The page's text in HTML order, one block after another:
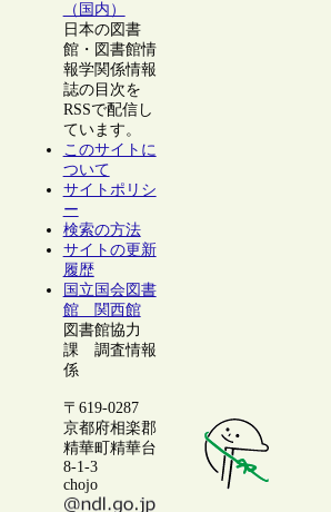
（国内）
日本の図書
館・図書館情
報学関係情報
誌の目次を
RSSで配信し
ています。
このサイトに
ついて
サイトポリシ
ー
検索の方法
サイトの更新
履歴
国立国会図書
館 関西館
図書館協力
課 調査情報
係
〒619-0287
京都府相楽郡
精華町精華台
8-1-3
chojo